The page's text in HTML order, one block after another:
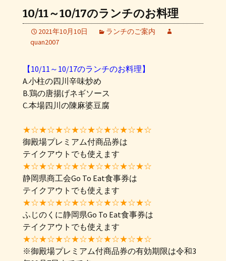
10/11～10/17のランチのお料理
2021年10月10日
ランチのご案内
quan2007
【10/11～10/17のランチのお料理】
A.小柱の四川辛味炒め
B.鶏の唐揚げネギソース
C.本場四川の陳麻婆豆腐
★☆★☆★☆★☆★☆★☆★☆★☆
御殿場プレミアム付商品券は
テイクアウトでも使えます
★☆★☆★☆★☆★☆★☆★☆★☆
静岡県商工会Go To Eat食事券は
テイクアウトでも使えます
★☆★☆★☆★☆★☆★☆★☆★☆
ふじのくに静岡県Go To Eat食事券は
テイクアウトでも使えます
★☆★☆★☆★☆★☆★☆★☆★☆
※御殿場プレミアム付商品券の有効期限は令和3